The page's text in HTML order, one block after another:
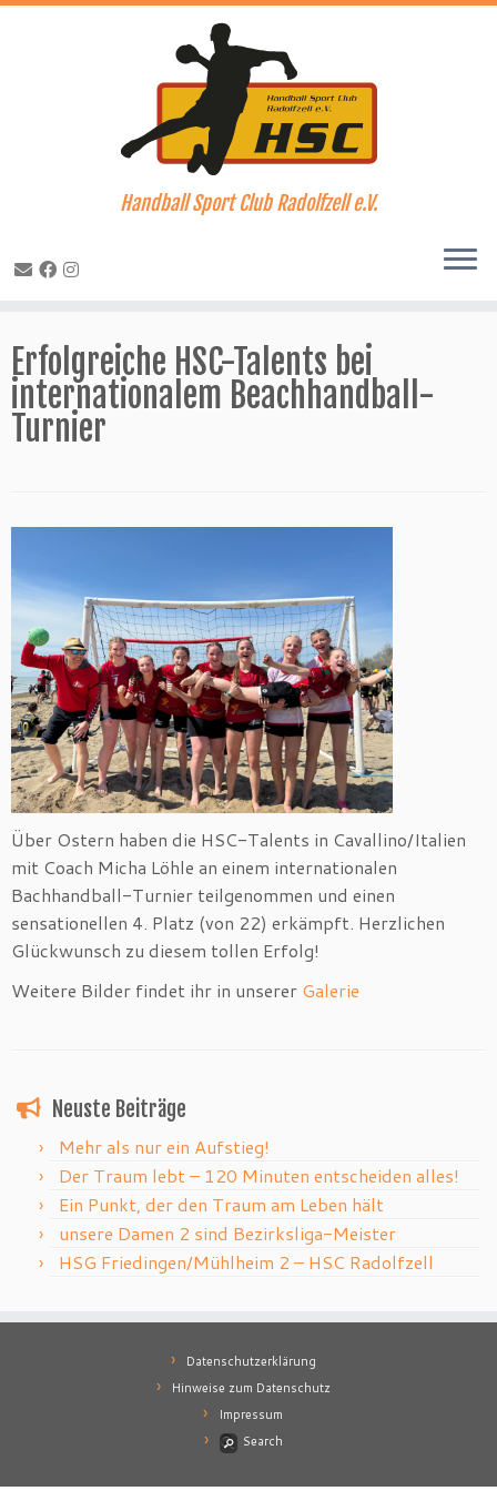
Inhalt
springen
Handball Sport Club Radolfzell e.V.
Erfolgreiche HSC-Talents bei
internationalem Beachhandball-
Turnier
Über Ostern haben die HSC-Talents in Cavallino/Italien
mit Coach Micha Löhle an einem internationalen
Bachhandball-Turnier teilgenommen und einen
sensationellen 4. Platz (von 22) erkämpft. Herzlichen
Glückwunsch zu diesem tollen Erfolg!
Weitere Bilder findet ihr in unserer Galerie
Neuste Beiträge
Mehr als nur ein Aufstieg!
Der Traum lebt – 120 Minuten entscheiden alles!
Ein Punkt, der den Traum am Leben hält
unsere Damen 2 sind Bezirksliga-Meister
HSG Friedingen/Mühlheim 2 – HSC Radolfzell
Datenschutzerklärung
Hinweise zum Datenschutz
Impressum
Search